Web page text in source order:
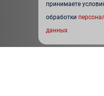
принимаете
обработки
данных